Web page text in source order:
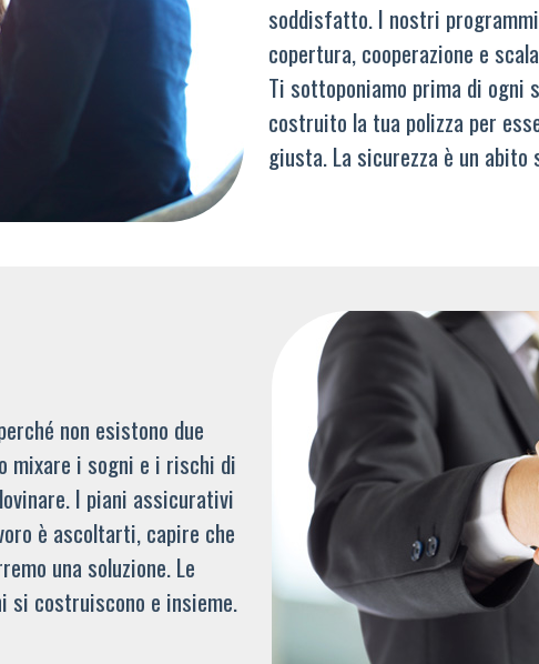
soddisfatto. I nostri
copertura, cooperazione e
Ti sottoponiamo prima di ogni
costruito la tua polizza per
giusta. La sicurezza è un abito
non esistono due
mixare i sogni e i rischi di
I piani assicurativi
è ascoltarti, capire che
una soluzione. Le
si costruiscono e insieme.